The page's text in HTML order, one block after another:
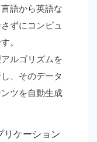
語から英語な
ずにコンピュ
。
ルゴリズムを
、そのデータ
ツを自動生成
リケーション